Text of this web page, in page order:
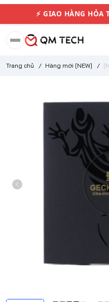
⚡ GIAO HÀNG
Trang chủ / Hàng mới [NEW] /